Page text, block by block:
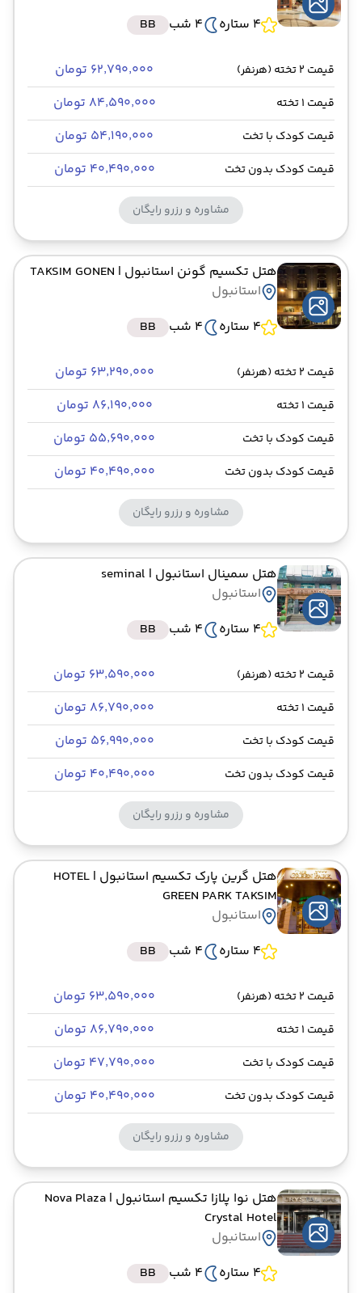
4 ستاره 4 شب BB
قیمت 2 تخته (هرنفر) ۶۲٬۷۹۰٬۰۰۰ تومان
قیمت 1 تخته ۸۴٬۵۹۰٬۰۰۰ تومان
قیمت کودک با تخت ۵۴٬۱۹۰٬۰۰۰ تومان
قیمت کودک بدون تخت ۴۰٬۴۹۰٬۰۰۰ تومان
مشاوره و رزرو رایگان
هتل تکسیم گونن استانبول | TAKSIM GONEN
استانبول
4 ستاره
4 شب BB
قیمت 2 تخته (هرنفر) ۶۳٬۲۹۰٬۰۰۰ تومان
قیمت 1 تخته ۸۶٬۱۹۰٬۰۰۰ تومان
قیمت کودک با تخت ۵۵٬۶۹۰٬۰۰۰ تومان
قیمت کودک بدون تخت ۴۰٬۴۹۰٬۰۰۰ تومان
مشاوره و رزرو رایگان
هتل سمینال استانبول | seminal
استانبول
4 ستاره
4 شب BB
قیمت 2 تخته (هرنفر) ۶۳٬۵۹۰٬۰۰۰ تومان
قیمت 1 تخته ۸۶٬۷۹۰٬۰۰۰ تومان
قیمت کودک با تخت ۵۶٬۹۹۰٬۰۰۰ تومان
قیمت کودک بدون تخت ۴۰٬۴۹۰٬۰۰۰ تومان
مشاوره و رزرو رایگان
هتل گرین پارک تکسیم استانبول | HOTEL
GREEN PARK TAKSIM
استانبول
4 ستاره
4 شب BB
قیمت 2 تخته (هرنفر) ۶۳٬۵۹۰٬۰۰۰ تومان
قیمت 1 تخته ۸۶٬۷۹۰٬۰۰۰ تومان
قیمت کودک با تخت ۴۷٬۷۹۰٬۰۰۰ تومان
قیمت کودک بدون تخت ۴۰٬۴۹۰٬۰۰۰ تومان
مشاوره و رزرو رایگان
هتل نوا پلازا تکسیم استانبول | Nova Plaza
Crystal Hotel
استانبول
4 ستاره
4 شب BB